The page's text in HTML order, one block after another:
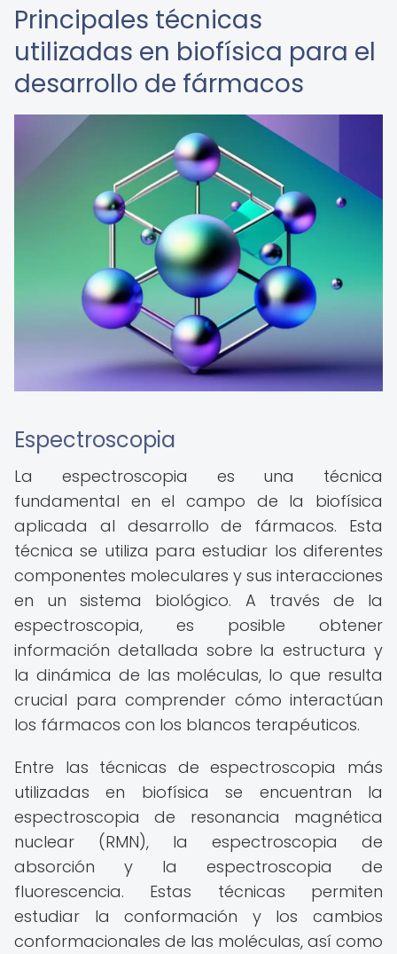
Principales técnicas
utilizadas en biofísica para el
desarrollo de fármacos
Espectroscopia
La espectroscopia es una técnica
fundamental en el campo de la biofísica
aplicada al desarrollo de fármacos. Esta
técnica se utiliza para estudiar los diferentes
componentes moleculares y sus interacciones
en un sistema biológico. A través de la
espectroscopia, es posible obtener
información detallada sobre la estructura y
la dinámica de las moléculas, lo que resulta
crucial para comprender cómo interactúan
los fármacos con los blancos terapéuticos.
Entre las técnicas de espectroscopia más
utilizadas en biofísica se encuentran la
espectroscopia de resonancia magnética
nuclear (RMN), la espectroscopia de
absorción y la espectroscopia de
fluorescencia. Estas técnicas permiten
estudiar la conformación y los cambios
conformacionales de las moléculas, así como